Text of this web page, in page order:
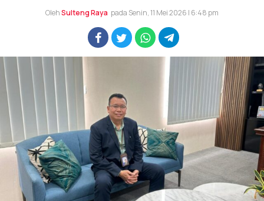
OlehSulteng Raya pada Senin, 11 Mei 2026 | 6:48 pm